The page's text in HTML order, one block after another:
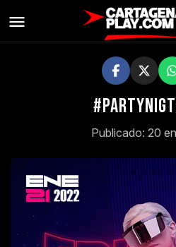
Publicado: 20